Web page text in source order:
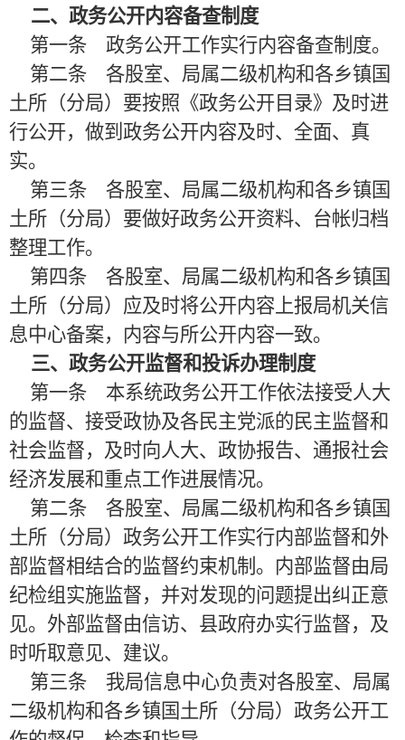
二、政务公开内容备查制度
第一条 政务公开工作实行内容备查制度。
第二条 各股室、局属二级机构和各乡镇国
土所（分局）要按照《政务公开目录》及时进
行公开，做到政务公开内容及时、全面、真
实。
第三条 各股室、局属二级机构和各乡镇国
土所（分局）要做好政务公开资料、台帐归档
整理工作。
第四条 各股室、局属二级机构和各乡镇国
土所（分局）应及时将公开内容上报局机关信
息中心备案，内容与所公开内容一致。
三、政务公开监督和投诉办理制度
第一条 本系统政务公开工作依法接受人大
的监督、接受政协及各民主党派的民主监督和
社会监督，及时向人大、政协报告、通报社会
经济发展和重点工作进展情况。
第二条 各股室、局属二级机构和各乡镇国
土所（分局）政务公开工作实行内部监督和外
部监督相结合的监督约束机制。内部监督由局
纪检组实施监督，并对发现的问题提出纠正意
见。外部监督由信访、县政府办实行监督，及
时听取意见、建议。
第三条 我局信息中心负责对各股室、局属
二级机构和各乡镇国土所（分局）政务公开工